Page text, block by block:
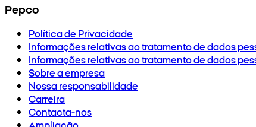
Pepco
Política de Privacidade
Informações relativas ao tratamento de dados
Informações relativas ao tratamento de dados
Sobre a empresa
Nossa responsabilidade
Carreira
Contacta-nos